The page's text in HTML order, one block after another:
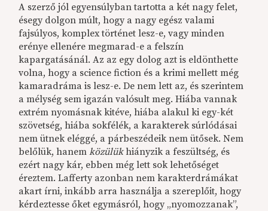
A szerző jól egyensúlyban tartotta a két nagy felet,
ésegy dolgon múlt,hogya nagy egész valami
fajsúlyos, komplex történet lesz-e, vagy minden
erénye ellenére megmarad-e a felszín
kapargatásánál. Az az egy dolog azt is eldönthette
volna, hogy a science fiction és a krimi mellett még
kamaradráma is lesz-e. De nem lett az, és szerintem
a mélység sem igazán valósult meg. Hiába vannak
extrém nyomásnak kitéve, hiába alakul ki egy-két
szövetség, hiába sokfélék, a karakterek súrlódásai
nem ütnek eléggé, a párbeszédeik nem ütősek. Nem
belőlük, hanemközülükhiányzik a feszültség, és
ezért nagy kár, ebben még lett sok lehetőséget
éreztem. Lafferty azonban nem karakterdrámákat
akart írni, inkább arra használja a szereplőit, hogy
kérdeztesse őket egymásról, hogy „nyomozzanak”,